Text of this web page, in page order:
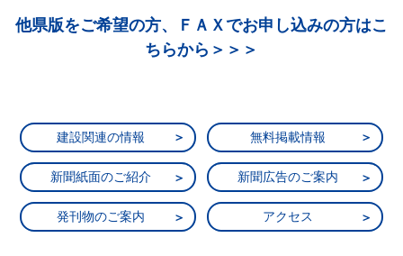
発刊物のご紹介
他県版をご希望の方、ＦＡＸでお申し込みの方はこ
ちらから＞＞＞
建設関連の情報 無料掲載情報
新聞紙面のご紹介 新聞広告のご案内
発刊物のご案内 アクセス